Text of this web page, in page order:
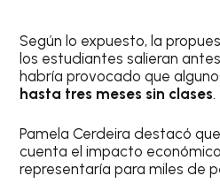
Según lo expuesto, la
los estudiantes salieran
habría provocado que
hasta tres meses sin clases.
Pamela Cerdeira destacó
cuenta el impacto
representaría para miles de